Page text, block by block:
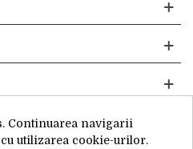
Continuarea navigarii
utilizarea cookie-urilor.